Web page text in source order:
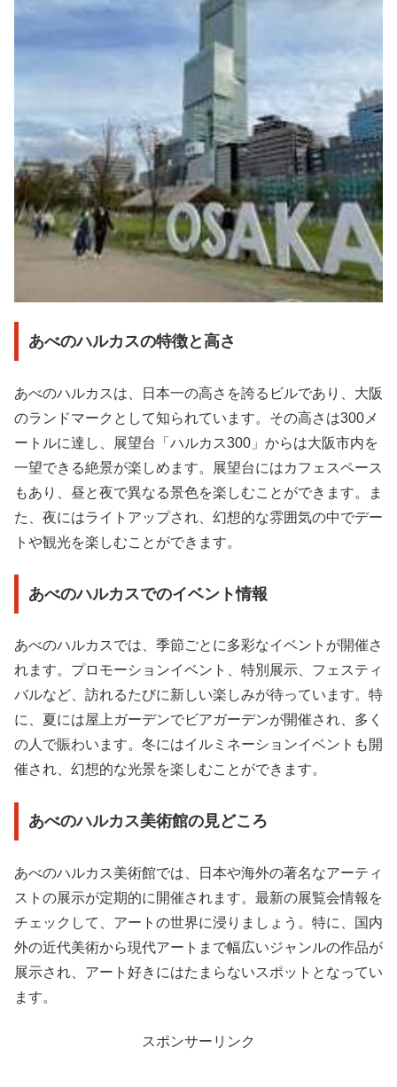
あべのハルカスの特徴と高さ
あべのハルカスは、日本一の高さを誇るビルであり、大阪
のランドマークとして知られています。その高さは300メ
ートルに達し、展望台「ハルカス300」からは大阪市内を
一望できる絶景が楽しめます。展望台にはカフェスペース
もあり、昼と夜で異なる景色を楽しむことができます。ま
た、夜にはライトアップされ、幻想的な雰囲気の中でデー
トや観光を楽しむことができます。
あべのハルカスでのイベント情報
あべのハルカスでは、季節ごとに多彩なイベントが開催さ
れます。プロモーションイベント、特別展示、フェスティ
バルなど、訪れるたびに新しい楽しみが待っています。特
に、夏には屋上ガーデンでビアガーデンが開催され、多く
の人で賑わいます。冬にはイルミネーションイベントも開
催され、幻想的な光景を楽しむことができます。
あべのハルカス美術館の見どころ
あべのハルカス美術館では、日本や海外の著名なアーティ
ストの展示が定期的に開催されます。最新の展覧会情報を
チェックして、アートの世界に浸りましょう。特に、国内
外の近代美術から現代アートまで幅広いジャンルの作品が
展示され、アート好きにはたまらないスポットとなってい
ます。
スポンサーリンク